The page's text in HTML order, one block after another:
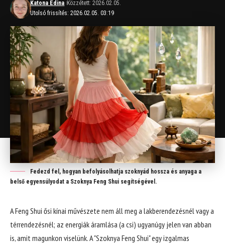
Utolsó frissítés: 2026.02.05. 03:19
Katona Edina Közzétett: 2026.02.05.
Fedezd fel, hogyan befolyásolhatja szoknyád hossza és anyaga a
belső egyensúlyodat a Szoknya Feng Shui segítségével.
A Feng Shui ősi kínai művészete nem áll meg a lakberendezésnél vagy a
térrendezésnél; az energiák áramlása (a csi) ugyanúgy jelen van abban
is, amit magunkon viselünk. A "Szoknya Feng Shui" egy izgalmas